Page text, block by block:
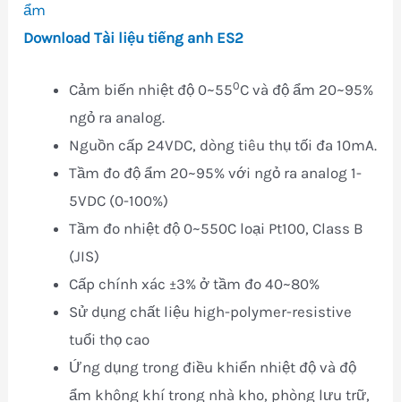
DownloadTài liệu tiếng anh ES2
Cảm biến nhiệt độ 0~550C và độ ẩm 20~95%
ngỏ ra analog.
Nguồn cấp 24VDC, dòng tiêu thụ tối đa 10mA.
Tầm đo độ ẩm 20~95% với ngỏ ra analog 1-
5VDC (0-100%)
Tầm đo nhiệt độ 0~550C loại Pt100, Class B
(JIS)
Cấp chính xác ±3% ở tầm đo 40~80%
Sử dụng chất liệu high-polymer-resistive
tuổi thọ cao
Ứng dụng trong điều khiển nhiệt độ và độ
ẩm không khí trong nhà kho, phòng lưu trữ,